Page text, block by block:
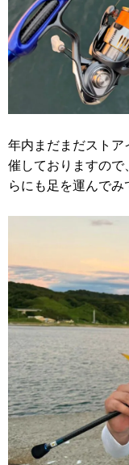
年内まだまだストア
催しておりますので
らにも足を運んでみ